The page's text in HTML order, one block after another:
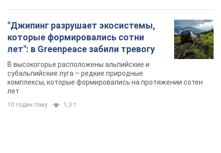
"Джипинг разрушает экосистемы,
которые формировались сотни
лет": в Greenpeace забили тревогу
В высокогорье расположены альпийские и
субальпийские луга – редкие природные
комплексы, которые формировались на протяжении сотен
лет
10 годин тому 1,3 т.